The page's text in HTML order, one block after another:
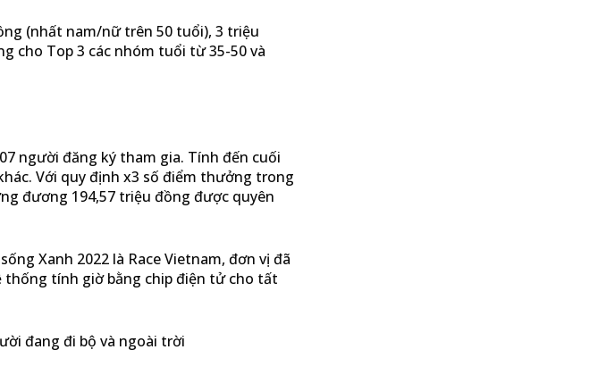
(nhất nam/nữ trên 50 tuổi), 3 triệu
cho Top 3 các nhóm tuổi từ 35-50 và
người đăng ký tham gia. Tính đến cuối
Với quy định x3 số điểm thưởng trong
đương 194,57 triệu đồng được quyên
Xanh 2022 là Race Vietnam, đơn vị đã
thống tính giờ bằng chip điện tử cho tất